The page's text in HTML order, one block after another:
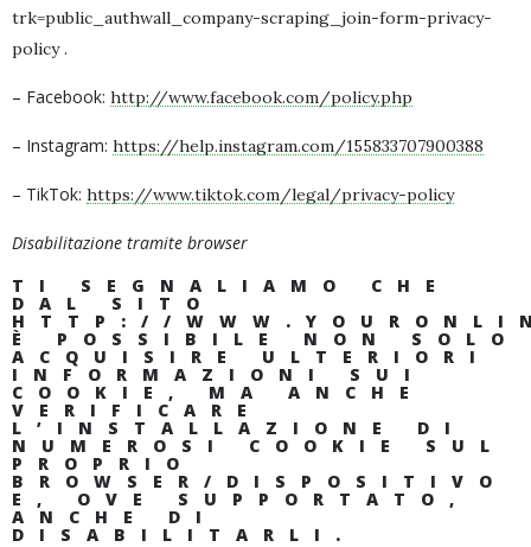
trk=public_authwall_company-scraping_join-form-privacy-
policy.
– Facebook: http://www.facebook.com/policy.php
– Instagram: https://help.instagram.com/155833707900388
– TikTok: https://www.tiktok.com/legal/privacy-policy
Disabilitazione tramite browser
TI SEGNALIAMO CHE
DAL SITO
HTTP://
È POSSIBILE NON SOLO
ACQUISIRE ULTERIORI
INFORMAZIONI SUI
COOKIE, MA ANCHE
VERIFICARE
L’INSTALLAZIONE DI
NUMEROSI COOKIE SUL
PROPRIO
BROWSER/DISPOSITIVO
E, OVE SUPPORTATO,
ANCHE DI
DISABILITARLI.